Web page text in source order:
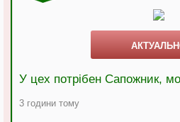
У цех потрібен Сапожник,
3 години тому